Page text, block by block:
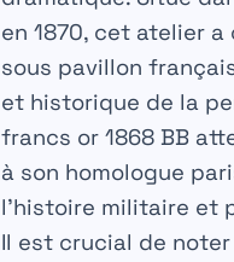
en 1870, cet atelier
sous pavillon
et historique de la
francs or 1868 BB
à son homologue
l’histoire militaire et
Il est crucial de